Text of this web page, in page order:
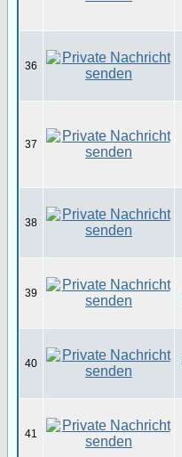
36
37
38
39
40
41